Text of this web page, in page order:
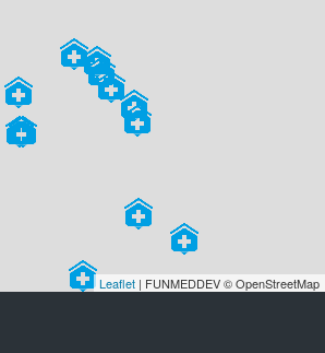
Leaflet | FUNMEDDEV © OpenStreetMap